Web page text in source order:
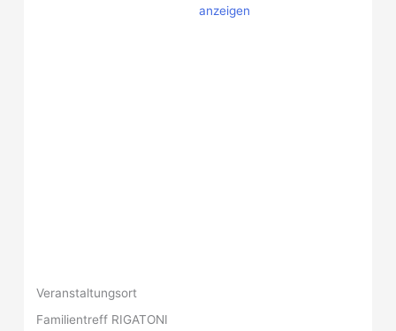
anzeigen
Veranstaltungsort
Familientreff RIGATONI